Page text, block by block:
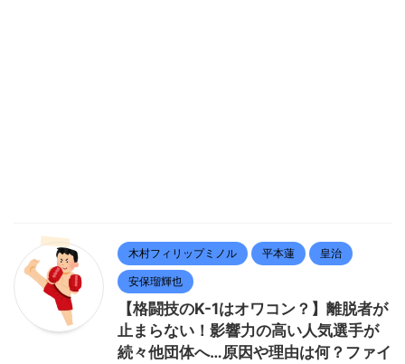
木村フィリップミノル 平本蓮 皇治
安保瑠輝也
【格闘技のK-1はオワコン？】離脱者が
止まらない！影響力の高い人気選手が
続々他団体へ…原因や理由は何？ファイ